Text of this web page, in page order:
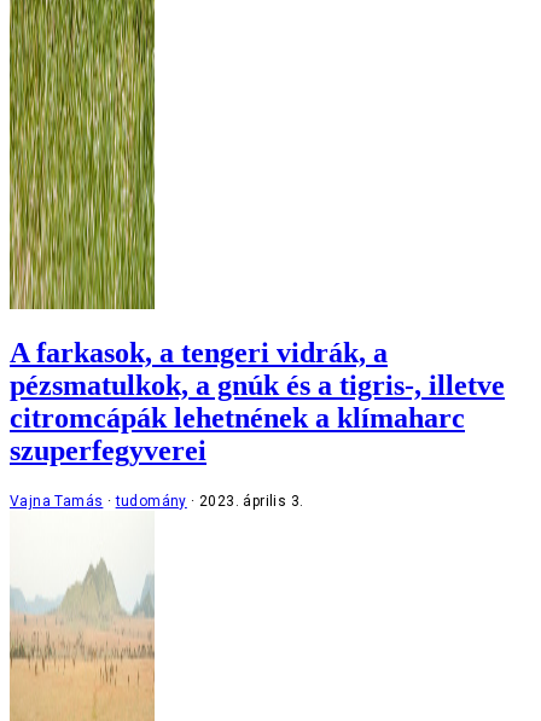
A farkasok, a tengeri vidrák, a
pézsmatulkok, a gnúk és a tigris-, illetve
citromcápák lehetnének a klímaharc
szuperfegyverei
Vajna Tamás tudomány 2023. április 3.